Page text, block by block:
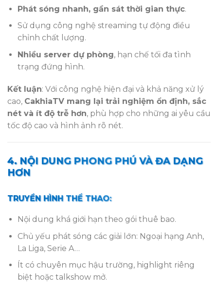
Phát sóng nhanh, gần sát thời gian thực.
Sử dụng công nghệ streaming tự động điều
chỉnh chất lượng.
Nhiều server dự phòng, hạn chế tối đa tình
trạng đứng hình.
Kết luận: Với công nghệ hiện đại và khả năng xử lý
cao, CakhiaTV mang lại trải nghiệm ổn định, sắc
nét và ít độ trễ hơn, phù hợp cho những ai yêu cầu
tốc độ cao và hình ảnh rõ nét.
4. NỘI DUNG PHONG PHÚ VÀ ĐA DẠNG
HƠN
TRUYỀN HÌNH THỂ THAO:
Nội dung khá giới hạn theo gói thuê bao.
Chủ yếu phát sóng các giải lớn: Ngoại hạng Anh,
La Liga, Serie A…
Ít có chuyên mục hậu trường, highlight riêng
biệt hoặc talkshow mở.